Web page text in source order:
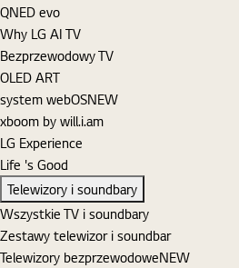
QNED evo
Why LG AI TV
Bezprzewodowy TV
OLED ART
system webOSNEW
xboom by will.i.am
LG Experience
Life 's Good
Telewizory i soundbary
Wszystkie TV i soundbary
Zestawy telewizor i soundbar
Telewizory bezprzewodoweNEW